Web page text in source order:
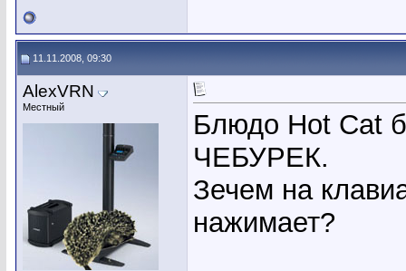
11.11.2008, 09:30
AlexVRN
Местный
Блюдо Hot Cat
ЧЕБУРЕК.
Зечем на
нажимает?